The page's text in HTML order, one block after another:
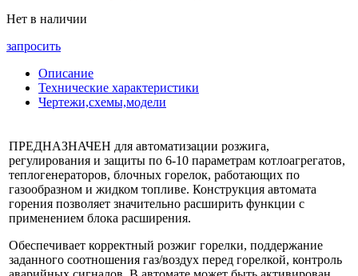
Нет в наличии
запросить
Описание
Технические характеристики
Чертежи,схемы,модели
ПРЕДНАЗНАЧЕН для автоматизации розжига,
регулирования и защиты по 6-10 параметрам котлоагрегатов,
теплогенераторов, блочных горелок, работающих по
газообразном и жидком топливе. Конструкция автомата
горения позволяет значительно расширить функции с
применением блока расширения.
Обеспечивает корректный розжиг горелки, поддержание
заданного соотношения газ/воздух перед горелкой, контроль